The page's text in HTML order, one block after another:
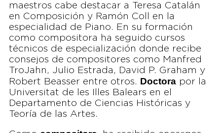
maestros cabe destacar a Teresa Catalán
en Composición y Ramón Coll en la
especialidad de Piano. En su formación
como compositora ha seguido cursos
técnicos de especialización donde recibe
consejos de compositores como Manfred
TroJahn, Julio Estrada, David P. Graham y
Robert Beasser entre otros. Doctorapor la
Universitat de les Illes Balears en el
Departamento de Ciencias Históricas y
Teoría de las Artes.